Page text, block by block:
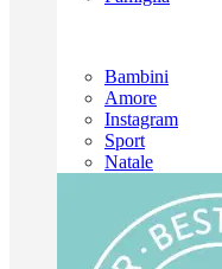
Bambini
Amore
Instagram
Sport
Natale